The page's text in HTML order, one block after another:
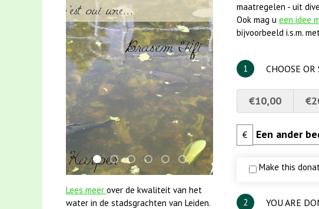
maatregelen - uit
Ook mag u een idee
bijvoorbeeld i.s.m.
1 CHOOSE OR
€10,00
€
Make this
2 YOU ARE
smoelenboek fifi en karper nieuwsbrief-
jun2021 28 brasem en rietvoorns 4a verscherpt
mei2021 watervogelmethode fuut met baars
jun2021 zaklv 5 snoekje MOOI
mei2021 1 snoekje elly
karper met kattenklimtouw
Lees meer over de kwaliteit van het
water in de stadsgrachten van Leiden.